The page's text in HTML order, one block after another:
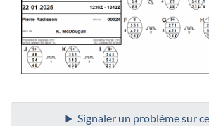
Signaler un problème sur